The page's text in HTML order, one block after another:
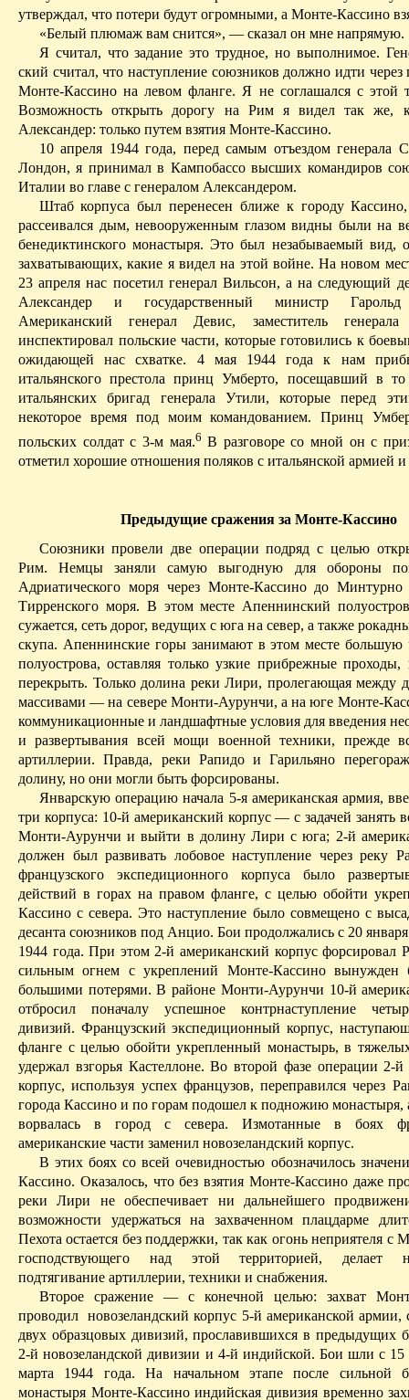
утверждал, что потери будут огромными, а Монте-Кассино
«Белый плюмаж вам снится», — сказал он мне напрямую.
Я считал, что задание это трудное, но выполнимое.
ский считал, что наступление союзников должно идти через
Монте-Кассино на левом фланге. Я не соглашался с этой
Возможность открыть дорогу на Рим я видел так
Александер: только путем взятия Монте-Кассино.
10 апреля 1944 года, перед самым отъездом генерала
Лондон, я принимал в Кампобассовысших командиров
Италии во главе с генералом Александером.
Штаб корпуса был перенесен ближе к городуКассино
рассеивался дым, невооруженным глазом видны были на
бенедиктинского монастыря. Это был незабываемый вид,
захватывающих, какие я видел на этой войне. На новом
23 апреля нас посетил генерал Вильсон, а на следующий
Александер и государственный министр Гарольд
Американский генерал Девис, заместитель
инспектировал польские части, которые готовились к
ожидающей нас схватке. 4 мая 1944 года к нам
итальянского престола принц Умберто, посещавший в то
итальянских бригад генерала Утили, которые перед
некоторое время под моим командованием. Принц
польских солдат с 3-м мая.6 В разговоре со мной он с
отметил хорошие отношения поляков с итальянской армией
Предыдущие сражения за Монте-Кассино
Союзники провели две операции подряд с целью
Рим. Немцы заняли самую выгодную для обороны
Адриатического моря через Монте-КассинодоМинтурно
Тирренского моря. В этом месте Апеннинский
сужается, сеть дорог, ведущих с юга на север, а также
скупа. Апеннинскиегоры занимают в этом месте большую
полуострова, оставляя только узкие прибрежные проходы,
перекрыть. Только долина реки Лири, пролегающая между
массивами — на севере Монти-Аурунчи, а на юге Монте-
коммуникационные и ландшафтные условия для введения
и развертывания всей мощи военной техники, прежде
артиллерии. Правда, реки РапидоиГарильяно
долину, но они могли быть форсированы.
Январскую операцию начала 5-я американская армия,
три корпуса: 10-й американский корпус — с задачей занять
Монти-Аурунчи и выйти в долину Лири с юга; 2-й
должен был развивать лобовое наступление через реку
французского экспедиционного корпуса было
действий в горах на правом фланге, с целью обойти
Кассино с севера. Это наступление было совмещено с
десанта союзников под Анцио. Бои продолжались с 20
1944 года. При этом 2-й американский корпус форсировал
сильным огнем с укреплений Монте-Кассиновынужден
большими потерями. В районе Монти-Аурунчи 10-й
отбросил поначалу успешное контрнаступление
дивизий. Француз­ский экспедиционный корпус,
фланге с целью обойти укрепленный монастырь, в
удержал взгорья Кастеллоне. Во второй фазе операции 2-й
корпус, используя успех французов, переправился через
города Кассино и по горам подошел к подножию монастыря,
ворвалась в город с севера. Измотанные в боях
американские части заменил новозеланд­ский корпус.
В этих боях со всей очевидностью обозначилось
Кассино. Оказалось, что без взятия Монте-Кассинодаже
рекиЛири не обеспечивает ни дальнейшего
возможности удержаться на захваченном плацдарме
Пехота остается без поддержки, так как огонь неприятеля с
господствующего над этой территорией, делает
подтягивание артиллерии, техники и снабжения.
Второе сражение — с конечной целью: захват
проводил
новозеландский корпус 5-й американской армии,
двух образцовых дивизий, прославившихся в предыдущих
2-й новозеландской дивизии и 4-й индийской. Бои шли с 15
марта 1944 года. На начальном этапе после сильной
монастыря Монте-Кассиноиндийская дивизия временно